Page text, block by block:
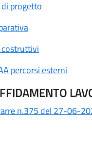
progetto
costruttivi
percorsi esterni
n.375 del 27-06-